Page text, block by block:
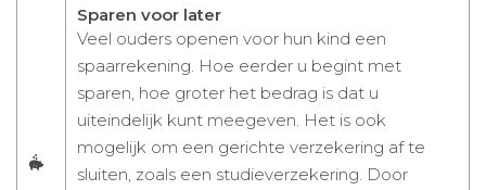
Sparen voor later
Veel ouders openen voor hun kind een
spaarrekening. Hoe eerder u begint met
sparen, hoe groter het bedrag is dat u
uiteindelijk kunt meegeven. Het is ook
mogelijk om een gerichte verzekering af te
sluiten, zoals een studieverzekering. Door